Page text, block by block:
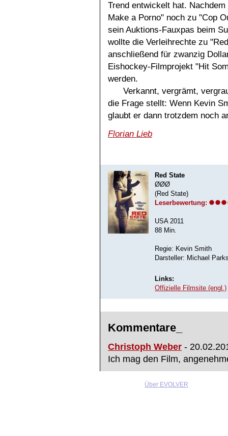
Trend entwickelt hat.
Make a Porno" noch zu "Cop
sein Auktions-Fauxpas beim
wollte die Verleihrechte zu
anschließend für zwanzig
Eishockey-Filmprojekt "Hit
werden.
Verkannt, vergrämt,
die Frage stellt: Wenn Kevin
glaubt er dann trotzdem noch
Florian Lieb
Red State
ØØØ
(Red State)
Leserbewertung:
USA 2011
88 Min.
Regie: Kevin Smith
Darsteller: Michael
Links:
Offizielle Filmsite (engl.)
Kommentare_
Christoph Weber -
Ich mag den Film,
Über EVOLVER